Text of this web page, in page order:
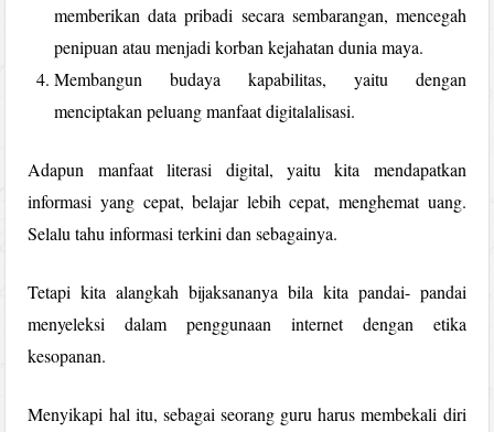
memberikan data pribadi secara sembarangan, mencegah
penipuan atau menjadi korban kejahatan dunia maya.
Membangun budaya kapabilitas, yaitu dengan
menciptakan peluang manfaat digitalalisasi.
Adapun manfaat literasi digital, yaitu kita mendapatkan
informasi yang cepat, belajar lebih cepat, menghemat uang.
Selalu tahu informasi terkini dan sebagainya.
Tetapi kita alangkah bijaksananya bila kita pandai- pandai
menyeleksi dalam penggunaan internet dengan etika
kesopanan.
Menyikapi hal itu, sebagai seorang guru harus membekali diri